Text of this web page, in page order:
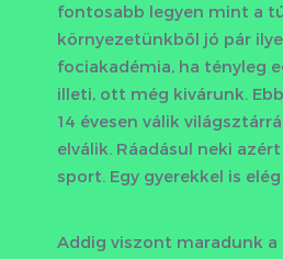
fontosabb legyen mint a
környezetünkből jó pár
fociakadémia, ha tényleg
illeti, ott még kivárunk.
14 évesen válik
elválik. Ráadásul neki
sport. Egy gyerekkel is
Addig viszont maradunk